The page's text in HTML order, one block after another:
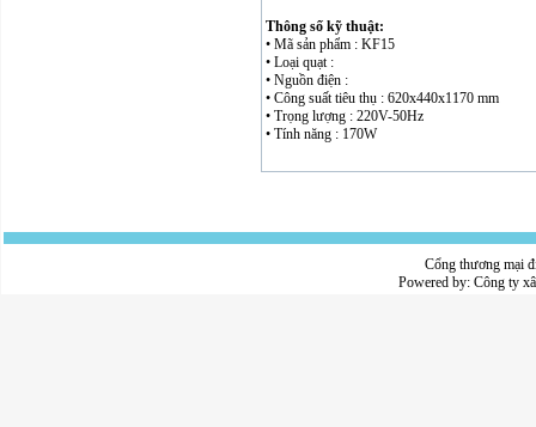
Thông số kỹ thuật:
• Mã sản phẩm : KF15
• Loại quạt :
• Nguồn điện :
• Công suất tiêu thụ : 620x440x1170 mm
• Trọng lượng : 220V-50Hz
• Tính năng : 170W
Cổng thương mại
Powered by: Công ty